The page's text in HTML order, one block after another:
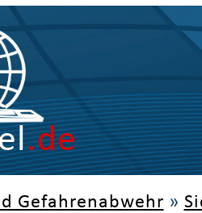
.de
Gefahrenabwehr »